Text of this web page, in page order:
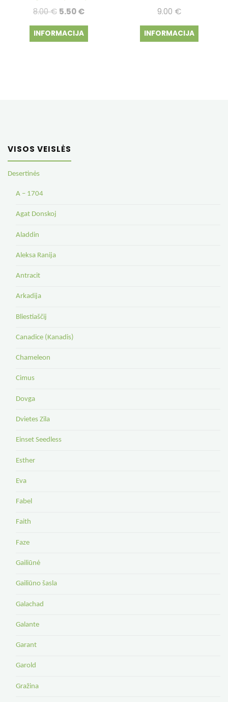
8.00€ Original
price
was:
5.50€Current
price
is:
INFORMACIJA
9.00 €
INFORMACIJA
VISOS VEISLĖS
Desertinės
A – 1704
Agat Donskoj
Aladdin
Aleksa Ranija
Antracit
Arkadija
Bliestiaščij
Canadice (Kanadis)
Chameleon
Cimus
Dovga
Dvietes Zila
Einset Seedless
Esther
Eva
Fabel
Faith
Faze
Gailiūnė
Gailiūno šasla
Galachad
Galante
Garant
Garold
Gražina